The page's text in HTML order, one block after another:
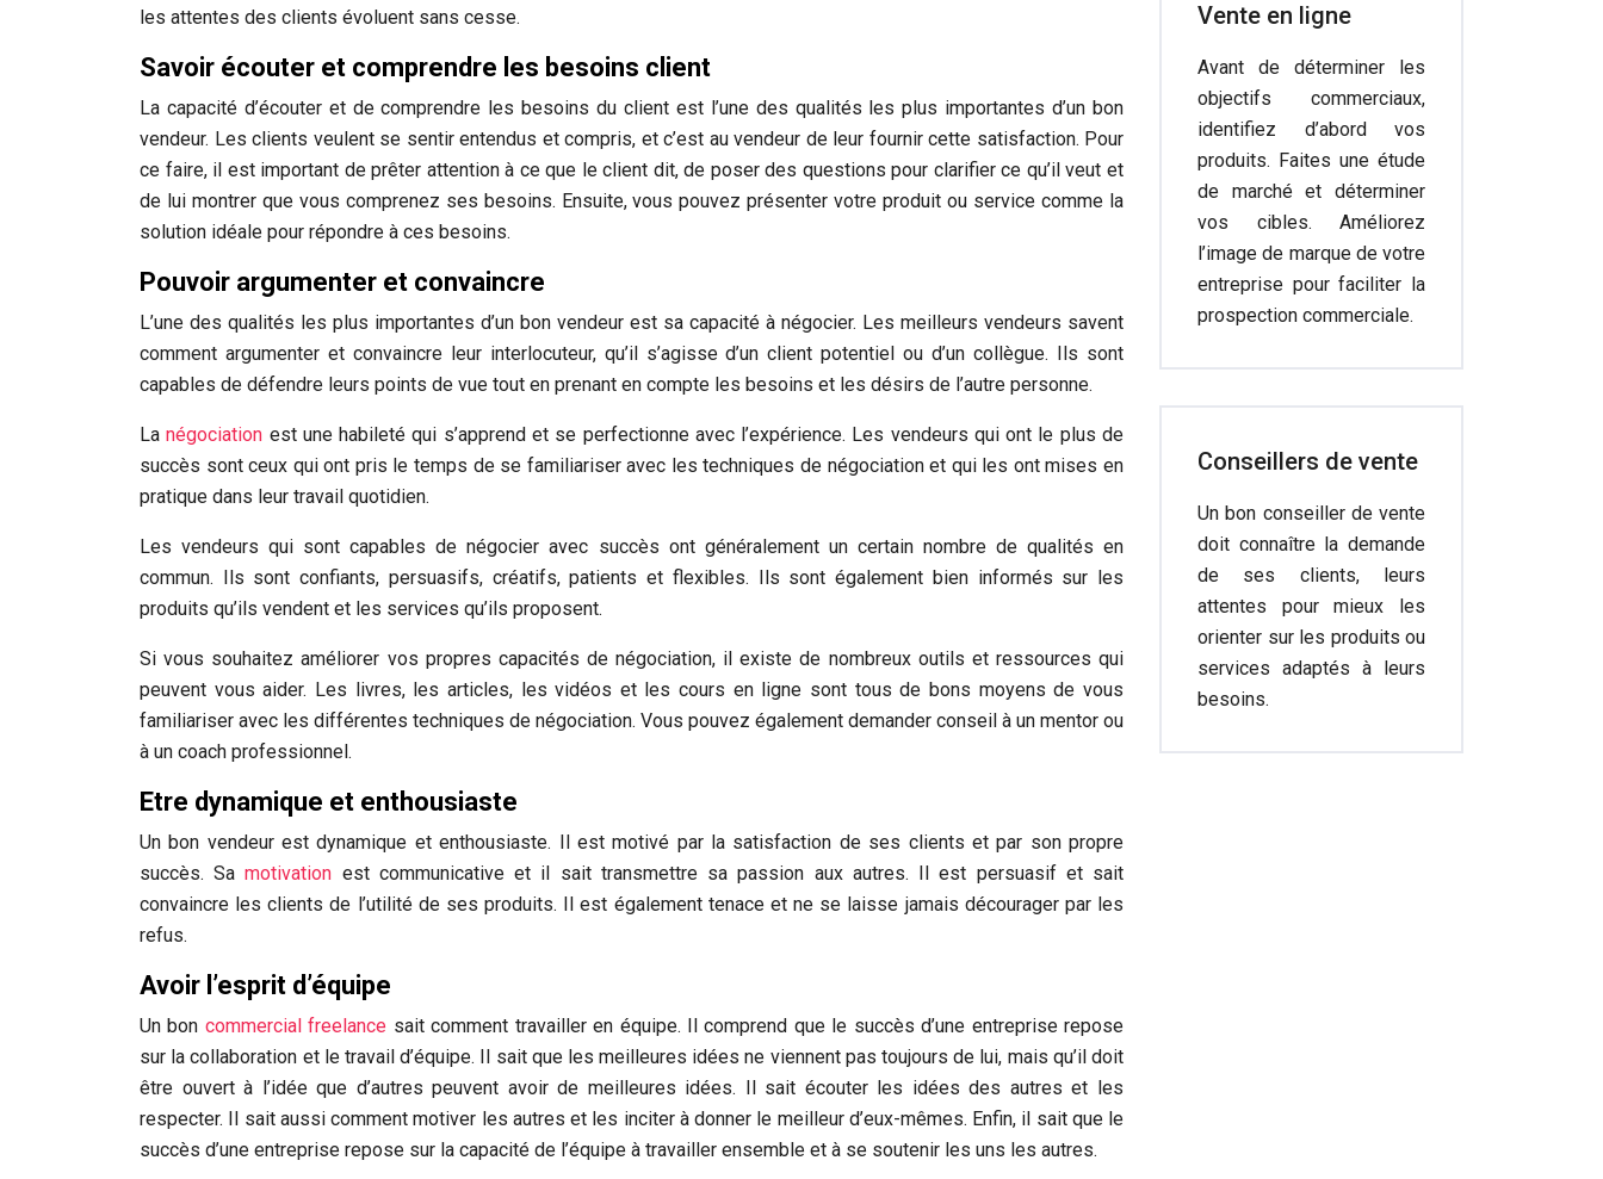
les attentes des clients évoluent sans cesse.
Savoir écouter et comprendre les besoins client
La capacité d’écouter et de comprendre les besoins du client est l’une des qualités les plus importantes d’un bon
vendeur. Les clients veulent se sentir entendus et compris, et c’est au vendeur de leur fournir cette satisfaction. Pour
ce faire, il est important de prêter attention à ce que le client dit, de poser des questions pour clarifier ce qu’il veut et
de lui montrer que vous comprenez ses besoins. Ensuite, vous pouvez présenter votre produit ou service comme la
solution idéale pour répondre à ces besoins.
Pouvoir argumenter et convaincre
L’une des qualités les plus importantes d’un bon vendeur est sa capacité à négocier. Les meilleurs vendeurs savent
comment argumenter et convaincre leur interlocuteur, qu’il s’agisse d’un client potentiel ou d’un collègue. Ils sont
capables de défendre leurs points de vue tout en prenant en compte les besoins et les désirs de l’autre personne.
Lanégociation est une habileté qui s’apprend et se perfectionne avec l’expérience. Les vendeurs qui ont le plus de
succès sont ceux qui ont pris le temps de se familiariser avec les techniques de négociation et qui les ont mises en
pratique dans leur travail quotidien.
Les vendeurs qui sont capables de négocier avec succès ont généralement un certain nombre de qualités en
commun. Ils sont confiants, persuasifs, créatifs, patients et flexibles. Ils sont également bien informés sur les
produits qu’ils vendent et les services qu’ils proposent.
Si vous souhaitez améliorer vos propres capacités de négociation, il existe de nombreux outils et ressources qui
peuvent vous aider. Les livres, les articles, les vidéos et les cours en ligne sont tous de bons moyens de vous
familiariser avec les différentes techniques de négociation. Vous pouvez également demander conseil à un mentor ou
à un coach professionnel.
Etre dynamique et enthousiaste
Un bon vendeur est dynamique et enthousiaste. Il est motivé par la satisfaction de ses clients et par son propre
succès. Samotivation est communicative et il sait transmettre sa passion aux autres. Il est persuasif et sait
convaincre les clients de l’utilité de ses produits. Il est également tenace et ne se laisse jamais décourager par les
refus.
Avoir l’esprit d’équipe
Un bon commercial freelance sait comment travailler en équipe. Il comprend que le succès d’une entreprise repose
sur la collaboration et le travail d’équipe. Il sait que les meilleures idées ne viennent pas toujours de lui, mais qu’il doit
être ouvert à l’idée que d’autres peuvent avoir de meilleures idées. Il sait écouter les idées des autres et les
respecter. Il sait aussi comment motiver les autres et les inciter à donner le meilleur d’eux-mêmes. Enfin, il sait que le
succès d’une entreprise repose sur la capacité de l’équipe à travailler ensemble et à se soutenir les uns les autres.
Vente en ligne
Avant de déterminer les
objectifs commerciaux,
identifiez d’abord vos
produits. Faites une étude
de marché et déterminer
vos cibles. Améliorez
l’image de marque de votre
entreprise pour faciliter la
prospection commerciale.
Conseillers de vente
Un bon conseiller de vente
doit connaître la demande
de ses clients, leurs
attentes pour mieux les
orienter sur les produits ou
services adaptés à leurs
besoins.